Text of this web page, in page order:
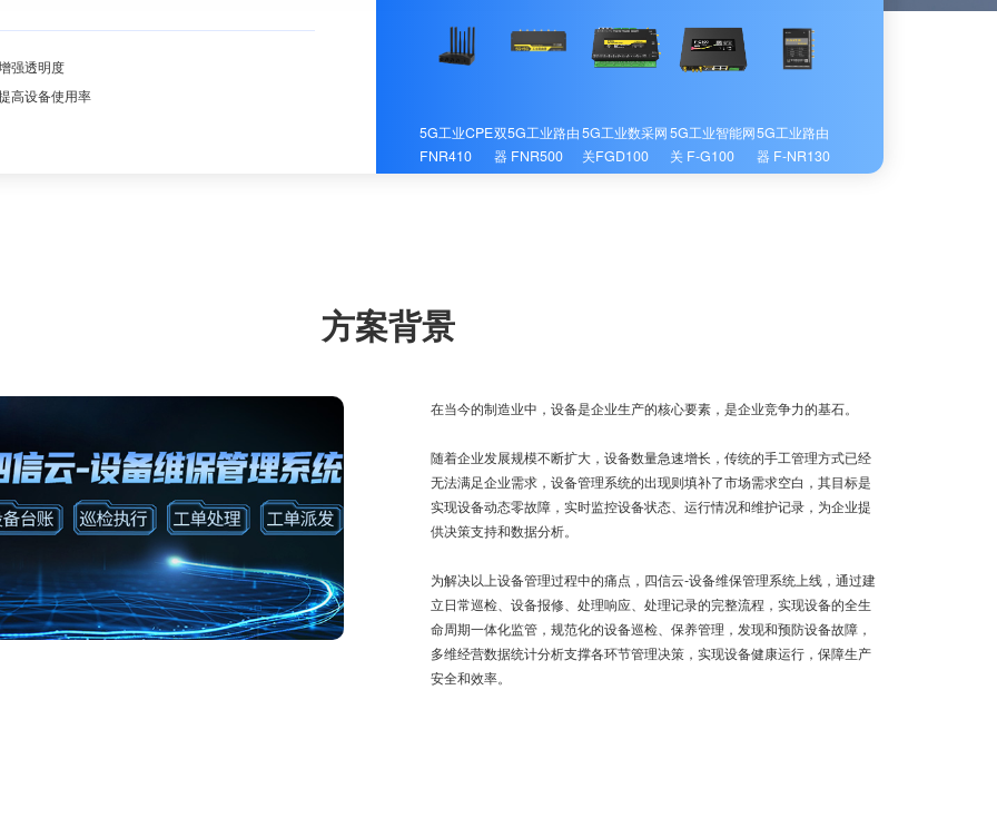
强透明度
高设备使用率
5G工业CPE
FNR410
双5G工业路由
器 FNR500
5G工业数采网
关FGD100
5G工业智能网
关 F-G100
5G工业路由
器 F-NR130
方案背景
在当今的制造业中，设备是企业生产的核心要素，是企业竞争力的基石。
随着企业发展规模不断扩大，设备数量急速增长，传统的手工管理方式已经
无法满足企业需求，设备管理系统的出现则填补了市场需求空白，其目标是
实现设备动态零故障，实时监控设备状态、运行情况和维护记录，为企业提
供决策支持和数据分析。
为解决以上设备管理过程中的痛点，四信云-设备维保管理系统上线，通过建
立日常巡检、设备报修、处理响应、处理记录的完整流程，实现设备的全生
命周期一体化监管，规范化的设备巡检、保养管理，发现和预防设备故障，
多维经营数据统计分析支撑各环节管理决策，实现设备健康运行，保障生产
安全和效率。